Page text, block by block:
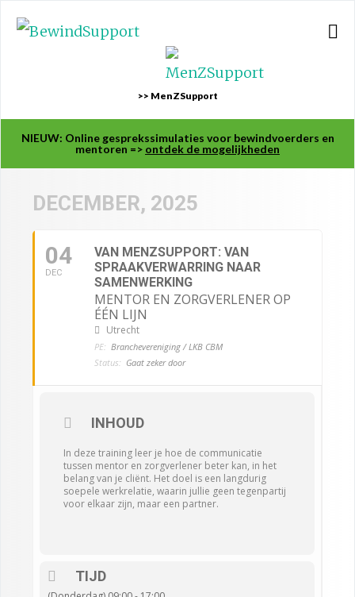
>> MenZSupport
NIEUW: Online gesprekssimulaties voor bewindvoerders en
mentoren => ontdek de mogelijkheden
DECEMBER, 2025
04
DEC
VAN MENZSUPPORT: VAN
SPRAAKVERWARRING NAAR
SAMENWERKING
MENTOR EN ZORGVERLENER OP
ÉÉN LIJN
Utrecht
PE: Branchevereniging / LKB CBM
Status: Gaat zeker door
INHOUD
In deze training leer je hoe de communicatie
tussen mentor en zorgverlener beter kan, in het
belang van je cliënt. Het doel is een langdurig
soepele werkrelatie, waarin jullie geen tegenpartij
voor elkaar zijn, maar een partner.
TIJD